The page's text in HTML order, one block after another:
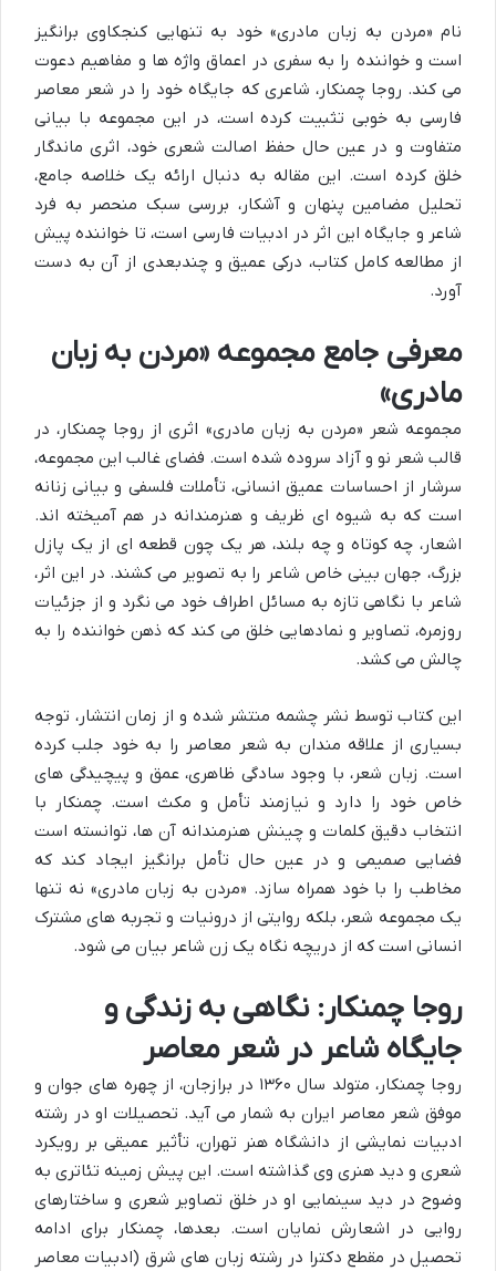
نام «مردن به زبان مادری» خود به تنهایی کنجکاوی برانگیز
است و خواننده را به سفری در اعماق واژه ها و مفاهیم دعوت
می کند. روجا چمنکار، شاعری که جایگاه خود را در شعر معاصر
فارسی به خوبی تثبیت کرده است، در این مجموعه با بیانی
متفاوت و در عین حال حفظ اصالت شعری خود، اثری ماندگار
خلق کرده است. این مقاله به دنبال ارائه یک خلاصه جامع،
تحلیل مضامین پنهان و آشکار، بررسی سبک منحصر به فرد
شاعر و جایگاه این اثر در ادبیات فارسی است، تا خواننده پیش
از مطالعه کامل کتاب، درکی عمیق و چندبعدی از آن به دست
آورد.
معرفی جامع مجموعه «مردن به زبان
مادری»
مجموعه شعر «مردن به زبان مادری» اثری از روجا چمنکار، در
قالب شعر نو و آزاد سروده شده است. فضای غالب این مجموعه،
سرشار از احساسات عمیق انسانی، تأملات فلسفی و بیانی زنانه
است که به شیوه ای ظریف و هنرمندانه در هم آمیخته اند.
اشعار، چه کوتاه و چه بلند، هر یک چون قطعه ای از یک پازل
بزرگ، جهان بینی خاص شاعر را به تصویر می کشند. در این اثر،
شاعر با نگاهی تازه به مسائل اطراف خود می نگرد و از جزئیات
روزمره، تصاویر و نمادهایی خلق می کند که ذهن خواننده را به
چالش می کشد.
این کتاب توسط نشر چشمه منتشر شده و از زمان انتشار، توجه
بسیاری از علاقه مندان به شعر معاصر را به خود جلب کرده
است. زبان شعر، با وجود سادگی ظاهری، عمق و پیچیدگی های
خاص خود را دارد و نیازمند تأمل و مکث است. چمنکار با
انتخاب دقیق کلمات و چینش هنرمندانه آن ها، توانسته است
فضایی صمیمی و در عین حال تأمل برانگیز ایجاد کند که
مخاطب را با خود همراه سازد. «مردن به زبان مادری» نه تنها
یک مجموعه شعر، بلکه روایتی از درونیات و تجربه های مشترک
انسانی است که از دریچه نگاه یک زن شاعر بیان می شود.
روجا چمنکار: نگاهی به زندگی و
جایگاه شاعر در شعر معاصر
روجا چمنکار، متولد سال ۱۳۶۰ در برازجان، از چهره های جوان و
موفق شعر معاصر ایران به شمار می آید. تحصیلات او در رشته
ادبیات نمایشی از دانشگاه هنر تهران، تأثیر عمیقی بر رویکرد
شعری و دید هنری وی گذاشته است. این پیش زمینه تئاتری به
وضوح در دید سینمایی او در خلق تصاویر شعری و ساختارهای
روایی در اشعارش نمایان است. بعدها، چمنکار برای ادامه
تحصیل در مقطع دکترا در رشته زبان های شرق (ادبیات معاصر